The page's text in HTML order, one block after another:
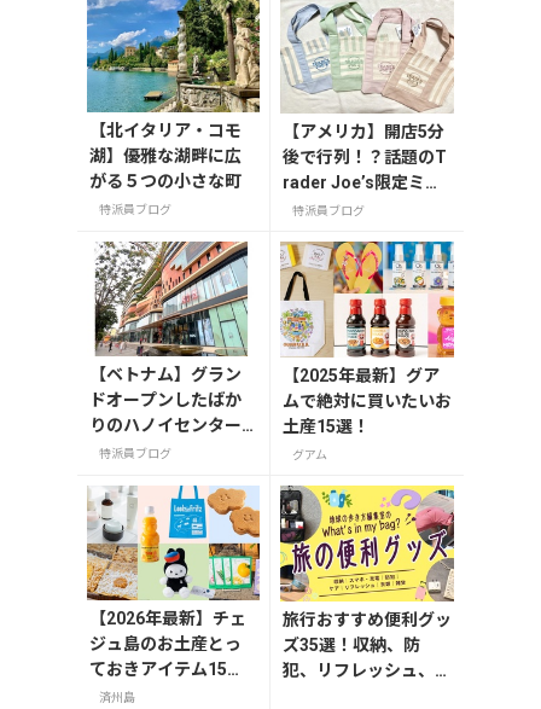
【北イタリア・コモ
湖】優雅な湖畔に広
がる５つの小さな町
特派員ブログ
【アメリカ】開店5分
後で行列！？話題のT
rader Joe’s限定ミニ
トート発売日レポ
特派員ブログ
【ベトナム】グラン
ドオープンしたばか
りのハノイセンター
にお土産を探しに行
特派員ブログ
【2025年最新】グア
ムで絶対に買いたいお
土産15選！
グアム
【2026年最新】チェ
ジュ島のお土産とっ
ておきアイテム15
選！お菓子やかわい
済州島
旅行おすすめ便利グッ
ズ35選！収納、防
犯、リフレッシュ、ど